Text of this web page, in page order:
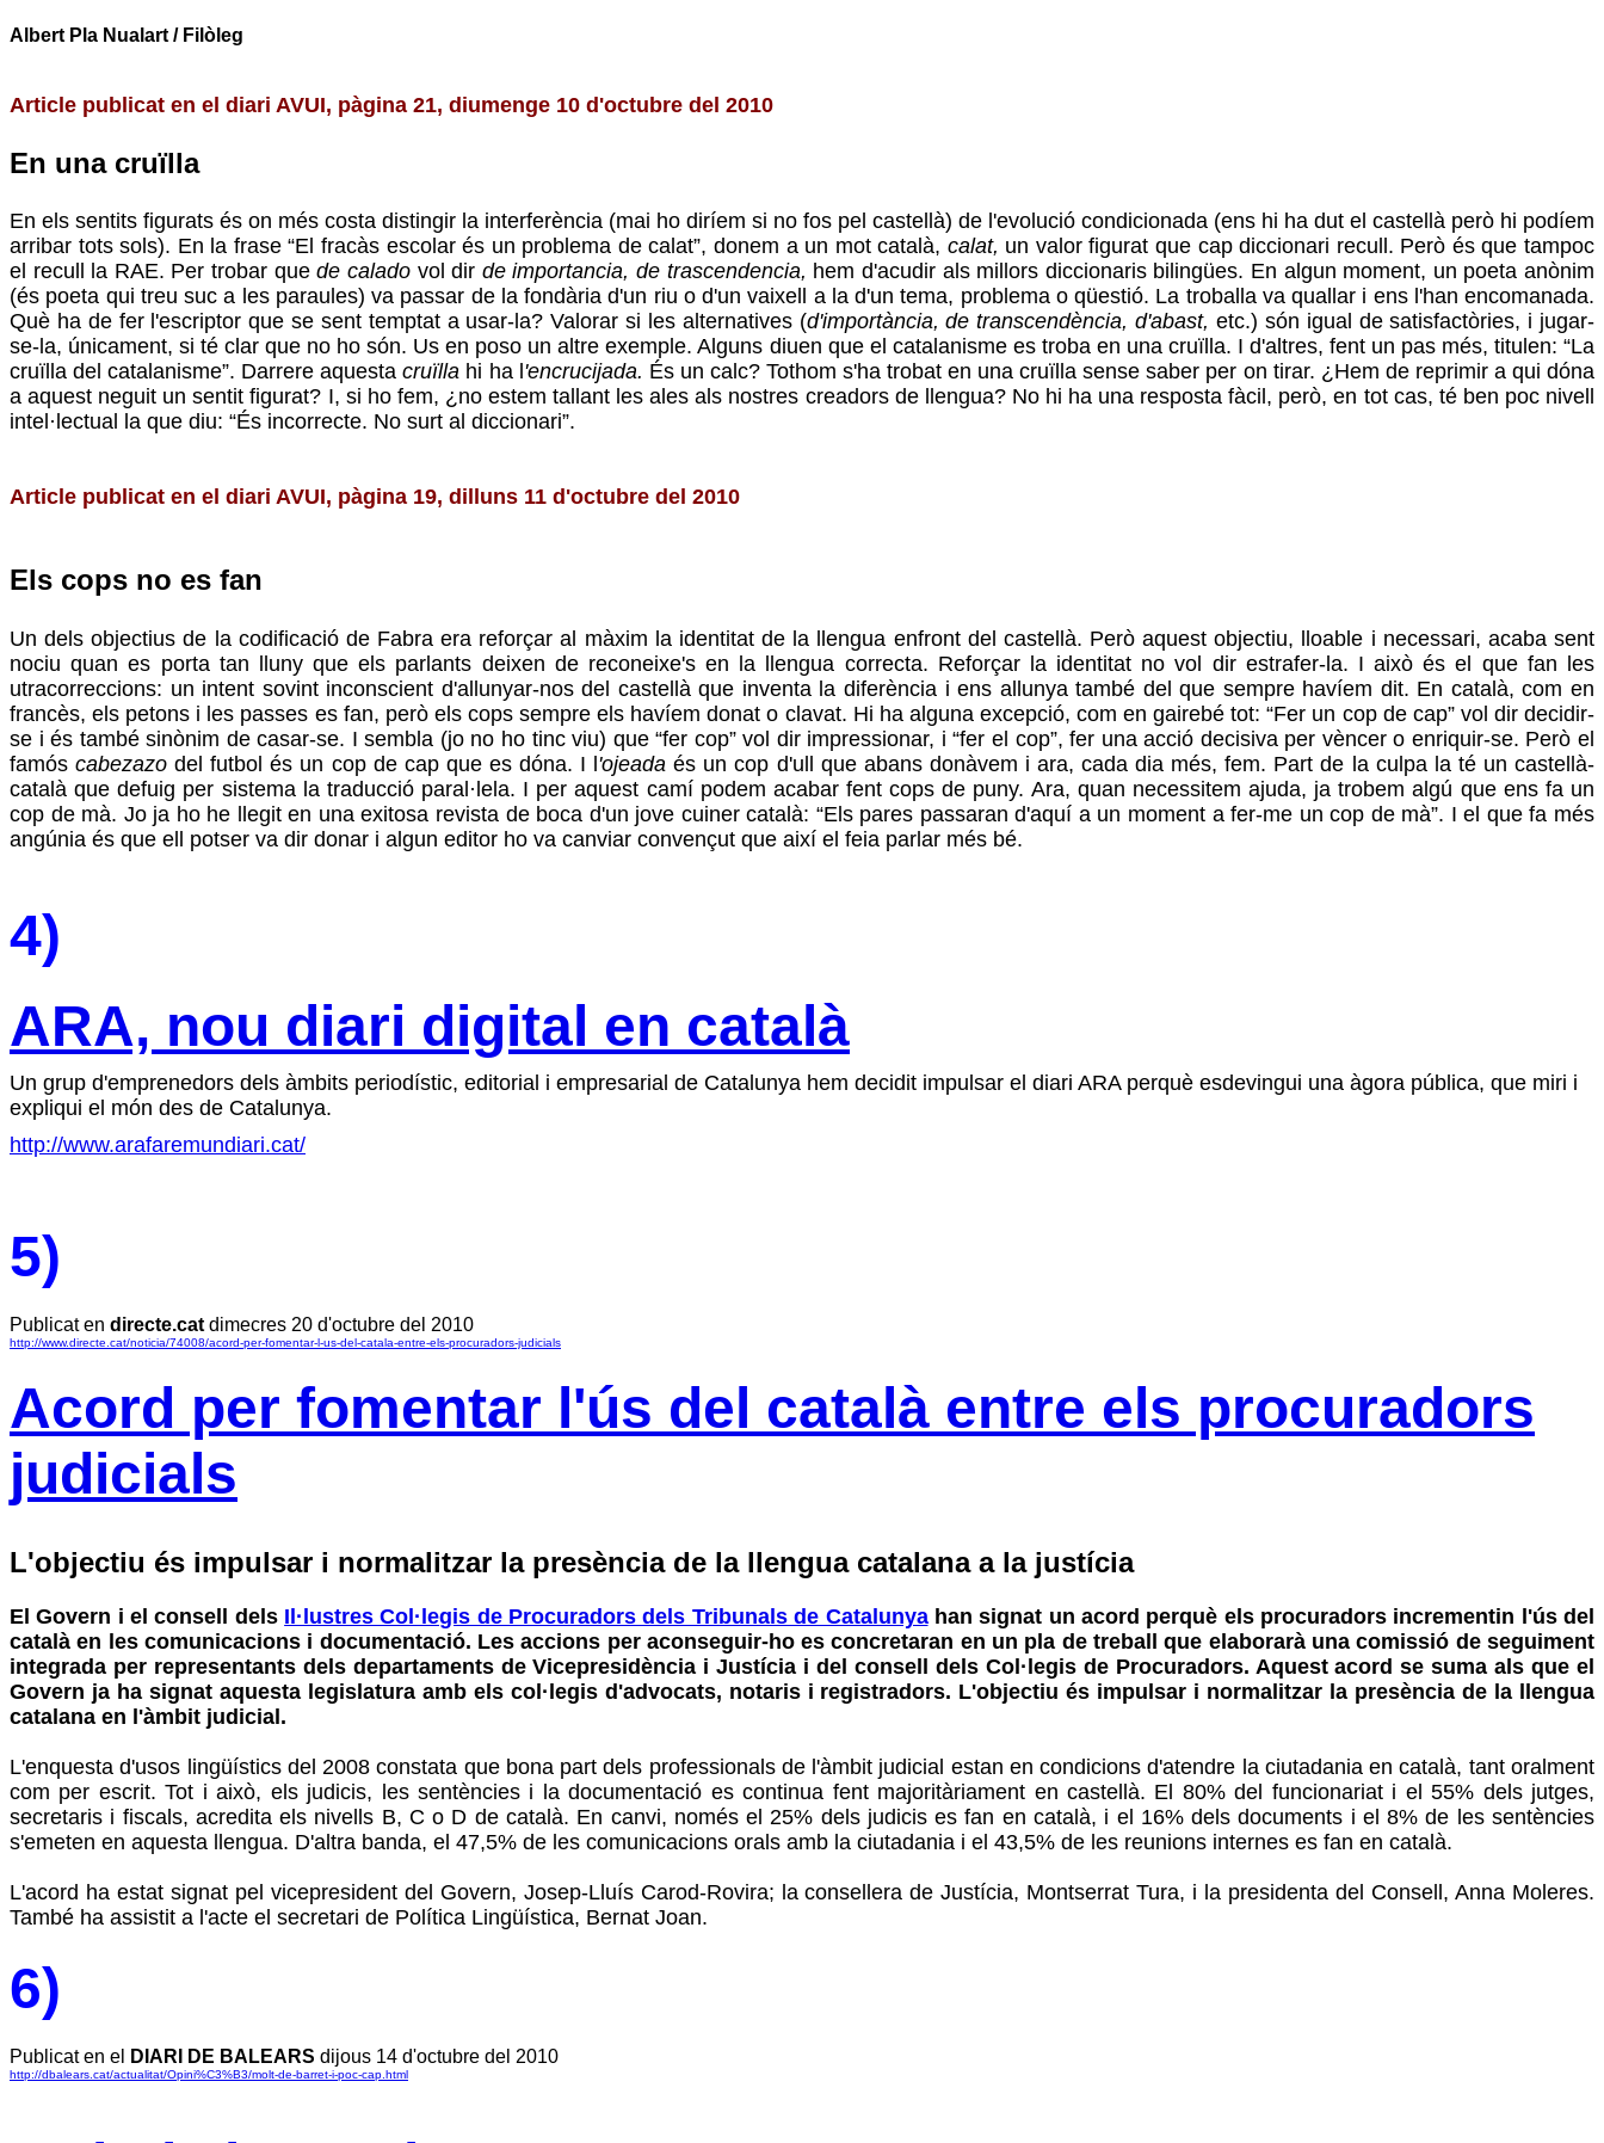
Albert Pla Nualart / Filòleg
Article publicat en el diari AVUI, pàgina 21, diumenge 10 d'octubre del 2010
En una cruïlla
En els sentits figurats és on més costa distingir la interferència (mai ho diríem si no fos pel castellà) de l'evolució condicionada (ens hi ha dut el castellà però hi podíem
arribar tots sols). En la frase “El fracàs escolar és un problema de calat”, donem a un mot català, calat, un valor figurat que cap diccionari recull. Però és que tampoc
el recull la RAE. Per trobar quede caladovol dir de importancia, de trascendencia, hem d'acudir als millors diccionaris bilingües. En algun moment, un poeta anònim
(és poeta qui treu suc a les paraules) va passar de la fondària d'un riu o d'un vaixell a la d'un tema, problema o qüestió. La troballa va quallar i ens l'han encomanada.
Què ha de fer l'escriptor que se sent temptat a usar-la? Valorar si les alternatives (d'importància, de transcendència, d'abast, etc.) són igual de satisfactòries, i jugar-
se-la, únicament, si té clar que no ho són. Us en poso un altre exemple. Alguns diuen que el catalanisme es troba en una cruïlla. I d'altres, fent un pas més, titulen: “La
cruïlla del catalanisme”. Darrere aquestacruïlla hi ha l 'encrucijada. És un calc? Tothom s'ha trobat en una cruïlla sense saber per on tirar. ¿Hem de reprimir a qui dóna
a aquest neguit un sentit figurat? I, si ho fem, ¿no estem tallant les ales als nostres creadors de llengua? No hi ha una resposta fàcil, però, en tot cas, té ben poc nivell
intel·lectual la que diu: “És incorrecte. No surt al diccionari”.
Article publicat en el diari AVUI, pàgina 19, dilluns 11 d'octubre del 2010
Els cops no es fan
Un dels objectius de la codificació de Fabra era reforçar al màxim la identitat de la llengua enfront del castellà. Però aquest objectiu, lloable i necessari, acaba sent
nociu quan es porta tan lluny que els parlants deixen de reconeixe's en la llengua correcta. Reforçar la identitat no vol dir estrafer-la. I això és el que fan les
utracorreccions: un intent sovint inconscient d'allunyar-nos del castellà que inventa la diferència i ens allunya també del que sempre havíem dit. En català, com en
francès, els petons i les passes es fan, però els cops sempre els havíem donat o clavat. Hi ha alguna excepció, com en gairebé tot: “Fer un cop de cap” vol dir decidir-
se i és també sinònim de casar-se. I sembla (jo no ho tinc viu) que “fer cop” vol dir impressionar, i “fer el cop”, fer una acció decisiva per vèncer o enriquir-se. Però el
famóscabezazo del futbol és un cop de cap que es dóna. I l'ojeada és un cop d'ull que abans donàvem i ara, cada dia més, fem. Part de la culpa la té un castellà-
català que defuig per sistema la traducció paral·lela. I per aquest camí podem acabar fent cops de puny. Ara, quan necessitem ajuda, ja trobem algú que ens fa un
cop de mà. Jo ja ho he llegit en una exitosa revista de boca d'un jove cuiner català: “Els pares passaran d'aquí a un moment a fer-me un cop de mà”. I el que fa més
angúnia és que ell potser va dir donar i algun editor ho va canviar convençut que així el feia parlar més bé.
4)
ARA, nou diari digital en català
Un grup d'emprenedors dels àmbits periodístic, editorial i empresarial de Catalunya hem decidit impulsar el diari ARA perquè esdevingui una àgora pública, que miri i
expliqui el món des de Catalunya.
http://www.arafaremundiari.cat/
5)
Publicat en directe.cat dimecres 20 d'octubre del 2010
http://www.directe.cat/noticia/74008/acord-per-fomentar-l-us-del-catala-entre-els-procuradors-judicials
Acord per fomentar l'ús del català entre els procuradors
judicials
L'objectiu és impulsar i normalitzar la presència de la llengua catalana a la justícia
El Govern i el consell dels Il·lustres Col·legis de Procuradors dels Tribunals de Catalunyahan signat un acord perquè els procuradors incrementin l'ús del
català en les comunicacions i documentació. Les accions per aconseguir-ho es concretaran en un pla de treball que elaborarà una comissió de seguiment
integrada per representants dels departaments de Vicepresidència i Justícia i del consell dels Col·legis de Procuradors. Aquest acord se suma als que el
Govern ja ha signat aquesta legislatura amb els col·legis d'advocats, notaris i registradors. L'objectiu és impulsar i normalitzar la presència de la llengua
catalana en l'àmbit judicial.
L'enquesta d'usos lingüístics del 2008 constata que bona part dels professionals de l'àmbit judicial estan en condicions d'atendre la ciutadania en català, tant oralment
com per escrit. Tot i això, els judicis, les sentències i la documentació es continua fent majoritàriament en castellà. El 80% del funcionariat i el 55% dels jutges,
secretaris i fiscals, acredita els nivells B, C o D de català. En canvi, només el 25% dels judicis es fan en català, i el 16% dels documents i el 8% de les sentències
s'emeten en aquesta llengua. D'altra banda, el 47,5% de les comunicacions orals amb la ciutadania i el 43,5% de les reunions internes es fan en català.
L'acord ha estat signat pel vicepresident del Govern, Josep-Lluís Carod-Rovira; la consellera de Justícia, Montserrat Tura, i la presidenta del Consell, Anna Moleres.
També ha assistit a l'acte el secretari de Política Lingüística, Bernat Joan.
6)
Publicat en el DIARI DE BALEARS dijous 14 d'octubre del 2010
http://dbalears.cat/actualitat/Opini%C3%B3/molt-de-barret-i-poc-cap.html